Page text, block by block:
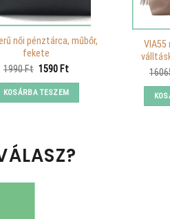
női pénztárca, műbőr,
fekete
1990Ft Original
was:
1990 Ft.
1590 FtCurrent
is:
1590 Ft.
KOSÁRBA TESZEM
VIA55